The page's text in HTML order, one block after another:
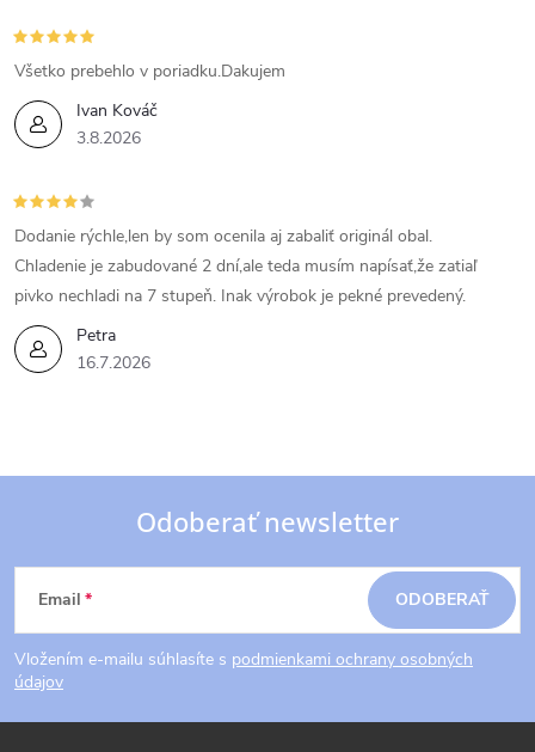
Ivan Kováč
3.8.2026
Všetko prebehlo v poriadku.Dakujem
Petra
16.7.2026
Dodanie rýchle,len by som ocenila aj zabaliť originál obal.
Chladenie je zabudované 2 dní,ale teda musím napísať,že zatiaľ
pivko nechladi na 7 stupeň. Inak výrobok je pekné prevedený.
Z
á
p
Odoberať newsletter
Email
Vložením e-mailu súhlasíte s podmienkami ochrany osobných
údajov
ODOBERAŤ